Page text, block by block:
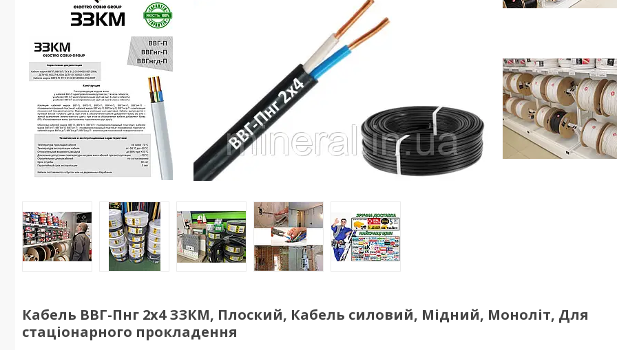
Кабель ВВГ-Пнг 2х4 ЗЗКМ, Плоский, Кабель силовий, Мідний, Моноліт, Для
стаціонарного прокладення